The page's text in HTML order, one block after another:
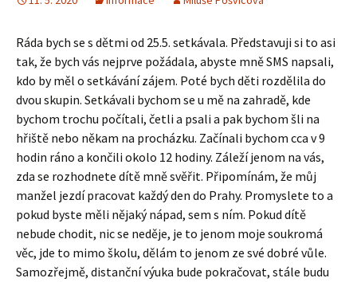
Ráda bych se s dětmi od 25.5. setkávala. Představuji si to asi
tak, že bych vás nejprve požádala, abyste mně SMS napsali,
kdo by měl o setkávání zájem. Poté bych děti rozdělila do
dvou skupin. Setkávali bychom se u mě na zahradě, kde
bychom trochu počítali, četli a psali a pak bychom šli na
hřiště nebo někam na procházku. Začínali bychom cca v 9
hodin ráno a končili okolo 12 hodiny. Záleží jenom na vás,
zda se rozhodnete dítě mně svěřit. Připomínám, že můj
manžel jezdí pracovat každý den do Prahy. Promyslete to a
pokud byste měli nějaký nápad, sem s ním. Pokud dítě
nebude chodit, nic se neděje, je to jenom moje soukromá
věc, jde to mimo školu, dělám to jenom ze své dobré vůle.
Samozřejmě, distanční výuka bude pokračovat, stále budu